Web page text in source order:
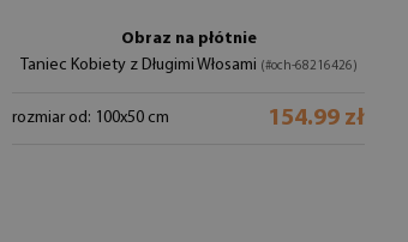
Obraz na płótnie
Taniec Kobiety z Długimi Włosami (#och-68216426)
rozmiar od: 100x50 cm 154.99 zł